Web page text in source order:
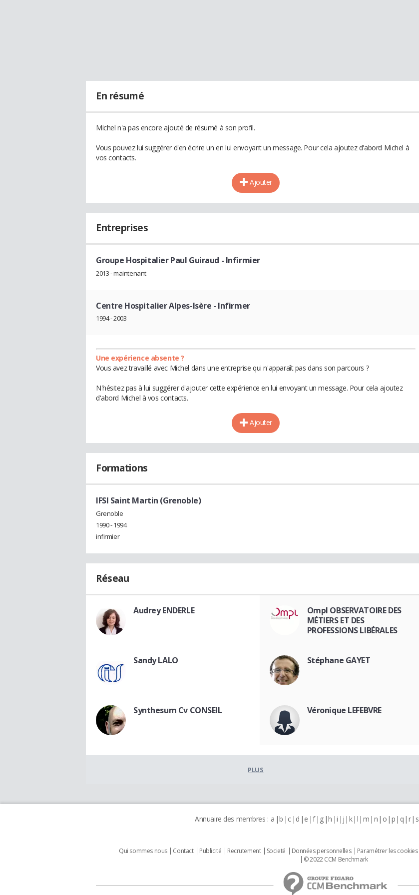
En résumé
Michel n'a pas encore ajouté de résumé à son profil.
Vous pouvez lui suggérer d'en écrire un en lui envoyant un message. Pour cela ajoutez d'abord Michel à
vos contacts.
Ajouter
Entreprises
Groupe Hospitalier Paul Guiraud - Infirmier
2013 - maintenant
Centre Hospitalier Alpes-Isère - Infirmer
1994 - 2003
Une expérience absente ?
Vous avez travaillé avec Michel dans une entreprise qui n'apparaît pas dans son parcours ?
N'hésitez pas à lui suggérer d'ajouter cette expérience en lui envoyant un message. Pour cela ajoutez
d'abord Michel à vos contacts.
Ajouter
Formations
IFSI Saint Martin (Grenoble)
Grenoble
1990 - 1994
infirmier
Réseau
Audrey ENDERLE
Ompl OBSERVATOIRE DES
MÉTIERS ET DES
PROFESSIONS LIBÉRALES
Sandy LALO Stéphane GAYET
Synthesum Cv CONSEIL Véronique LEFEBVRE
PLUS
Annuaire des membres : a b c d e f g h i j k l m n o p q r s
Qui sommes nous Contact Publicité Recrutement Societé Données personnelles Paramétrer les cookies
© 2022 CCM Benchmark